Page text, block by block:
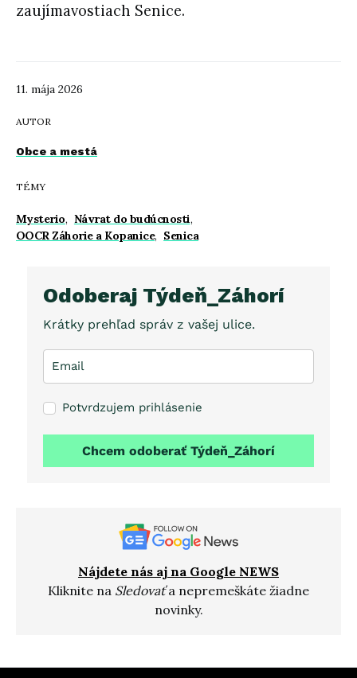
11. mája 2026
AUTOR
Obce a mestá
TÉMY
Mysterio, Návrat do budúcnosti,
OOCR Záhorie a Kopanice, Senica
zaujímavostiach Senice.
Odoberaj Týdeň_Záhorí
Krátky prehľad správ z vašej ulice.
Potvrdzujem prihlásenie
Chcem odoberať Týdeň_Záhorí
Nájdete nás aj na Google NEWS
Kliknite na Sledovaťa nepremeškáte žiadne
novinky.